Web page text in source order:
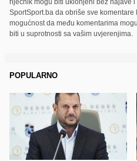
riječnik mogu biti uklonjeni bez najave
SportSport.ba da obriše sve
mogućnost da među komentarima
biti u suprotnosti sa vašim uvjerenjima.
POPULARNO